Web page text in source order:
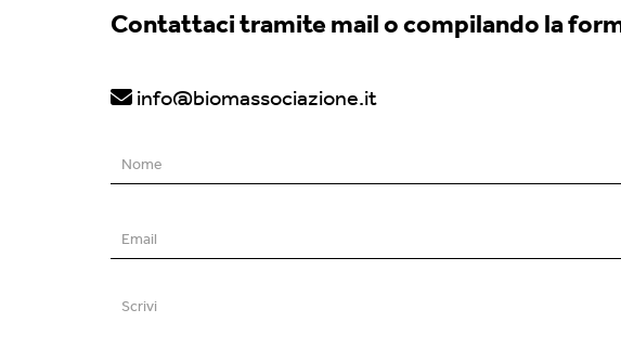
Contattaci tramite mail o compilando la
info@biomassociazione.it
*
Email